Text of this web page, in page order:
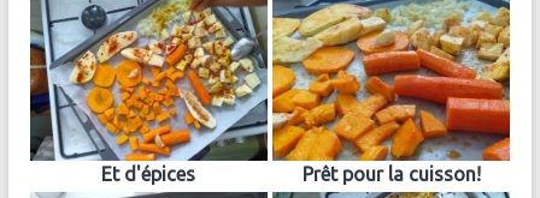
Et d'épices Prêt pour la cuisson!